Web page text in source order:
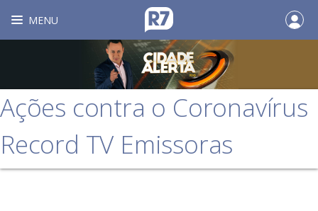
MENU
Ações contra o Coronavírus
Record TV Emissoras